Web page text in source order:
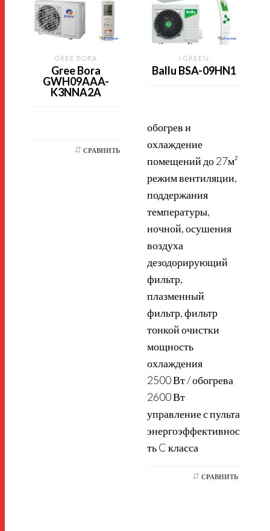
GREE BORA
Gree Bora
GWH09AAA-
K3NNA2A
СРАВНИТЬ
I GREEN
Ballu BSA-09HN1
обогрев и
охлаждение
помещений до 27м²
режим вентиляции,
поддержания
температуры,
ночной, осушения
воздуха
дезодорирующий
фильтр,
плазменный
фильтр, фильтр
тонкой очистки
мощность
охлаждения
2500 Вт / обогрева
2600 Вт
управление с пульта
энергоэффективнос
ть C класса
СРАВНИТЬ